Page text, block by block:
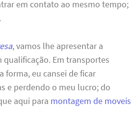
em contato ao mesmo tempo;
, vamos lhe apresentar a
Em transportes
forma, eu cansei de ficar
e perdendo o meu lucro; do
aqui para montagem de moveis